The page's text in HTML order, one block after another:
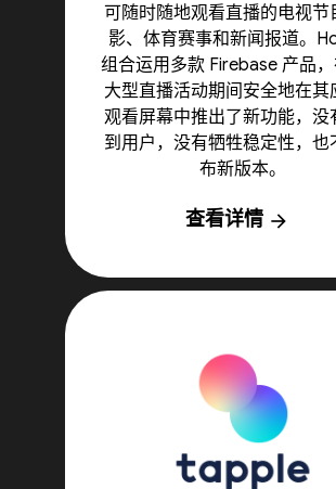
可随时随地观看直播的电视节
影、体育赛事和新闻报道。
组合运用多款 Firebase 产品
大型直播活动期间安全地在其
观看屏幕中推出了新功能，没
到用户，没有牺牲稳定性，也
布新版本。
查看详情 arrow_forward